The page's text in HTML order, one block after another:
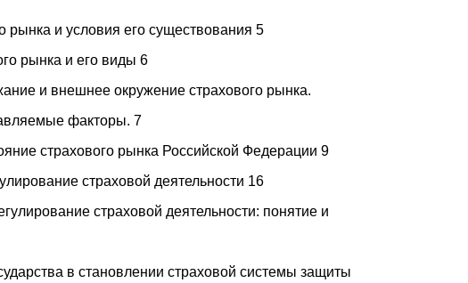
рынка и условия его существования 5
рынка и его виды 6
и внешнее окружение страхового рынка.
факторы. 7
страхового рынка Российской Федерации 9
страховой деятельности 16
страховой деятельности: понятие и
в становлении страховой системы защиты